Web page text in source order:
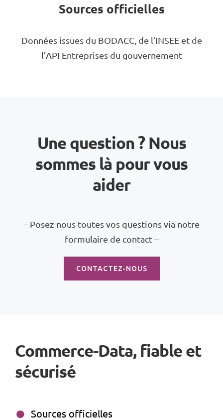
Sources officielles
Données issues du BODACC, de l’INSEE et de
l’API Entreprises du gouvernement
Une question ? Nous
sommes là pour vous
aider
– Posez-nous toutes vos questions via notre
formulaire de contact –
CONTACTEZ-NOUS
Commerce-Data, fiable et
sécurisé
Sources officielles